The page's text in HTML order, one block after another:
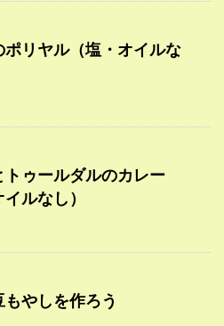
ポリヤル（塩・オイルな
トゥールダルのカレー
イルなし）
もやしを作ろう